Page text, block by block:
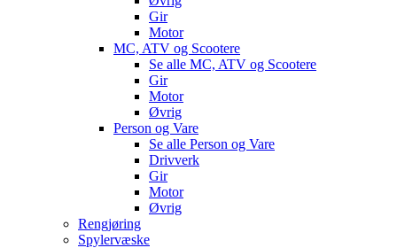
Gir
Motor
MC, ATV og Scootere
Se alle MC, ATV og Scootere
Gir
Motor
Øvrig
Person og Vare
Se alle Person og Vare
Drivverk
Gir
Motor
Øvrig
Rengjøring
Spylervæske